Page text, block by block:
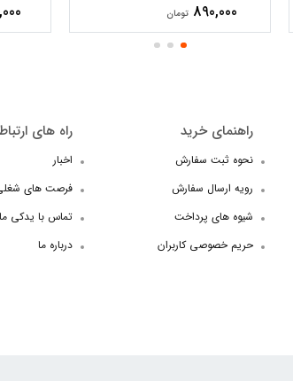
890,000 تومان
راهنمای خرید
نحوه ثبت سفارش
رویه ارسال سفارش
شیوه های پرداخت
حریم خصوصی کاربران
راه های
اخبار
فرصت های
تماس با یدکی
درباره ما